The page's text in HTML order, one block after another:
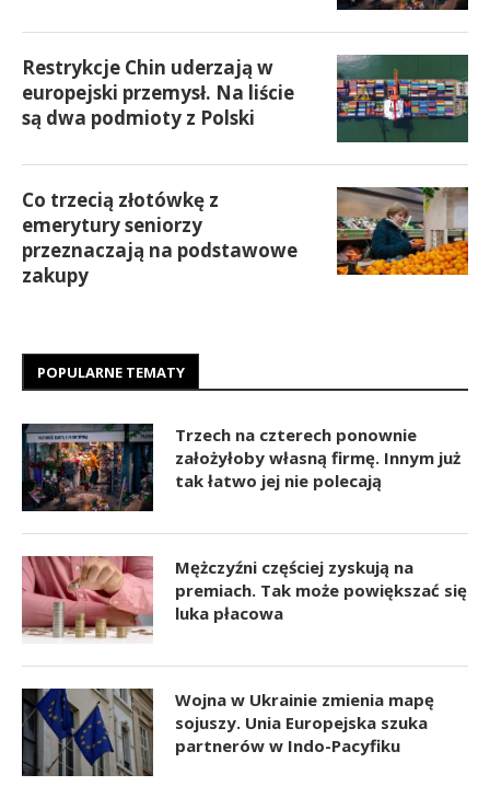
Restrykcje Chin uderzają w
europejski przemysł. Na liście
są dwa podmioty z Polski
Co trzecią złotówkę z
emerytury seniorzy
przeznaczają na podstawowe
zakupy
POPULARNE TEMATY
Trzech na czterech ponownie
założyłoby własną firmę. Innym już
tak łatwo jej nie polecają
Mężczyźni częściej zyskują na
premiach. Tak może powiększać się
luka płacowa
Wojna w Ukrainie zmienia mapę
sojuszy. Unia Europejska szuka
partnerów w Indo-Pacyfiku